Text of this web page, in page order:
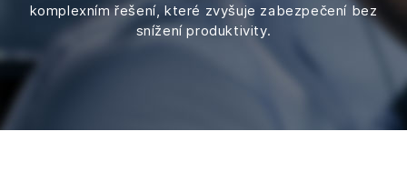
komplexním řešení, které zvyšuje zabezpečení bez
snížení produktivity.